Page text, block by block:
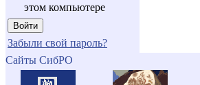
этом компьютере
Забыли свой пароль?
Сайты СибРО